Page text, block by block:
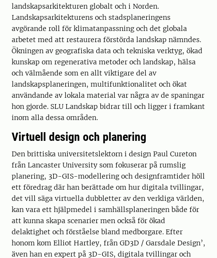
landskapsarkitekturen globalt och i Norden.
Landskapsarkitekturens och stadsplaneringens
avgörande roll för klimatanpassning och det globala
arbetet med att restaurera förstörda landskap nämndes.
Ökningen av geografiska data och tekniska verktyg, ökad
kunskap om regenerativa metoder och landskap, hälsa
och välmående som en allt viktigare del av
landskapsplaneringen, multifunktionalitet och ökat
användande av lokala material var några av de spaningar
hon gjorde. SLU Landskap bidrar till och ligger i framkant
inom alla dessa områden.
Virtuell design och planering
Den brittiska universitetslektorn i design Paul Cureton
från Lancaster University som fokuserar på rumslig
planering, 3D-GIS-modellering och designframtider höll
ett föredrag där han berättade om hur digitala tvillingar,
det vill säga virtuella dubbletter av den verkliga världen,
kan vara ett hjälpmedel i samhällsplaneringen både för
att kunna skapa scenarier men också för ökad
delaktighet och förståelse bland medborgare. Efter
honom kom Elliot Hartley, från GD3D / Garsdale Design’,
även han en expert på 3D-GIS, digitala tvillingar och